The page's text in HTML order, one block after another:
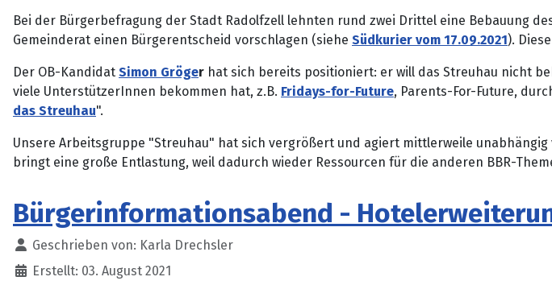
Bei der Bürgerbefragung der Stadt Radolfzell lehnten rund zwei Drittel eine Bebauung
Gemeinderat einen Bürgerentscheid vorschlagen (siehe Südkurier vom 17.09.2021).
Der OB-Kandidat Simon Gröger hat sich bereits positioniert: er will das Streuhau nicht
viele UnterstützerInnen bekommen hat, z.B. Fridays-for-Future, Parents-For-Future,
das Streuhau".
Unsere Arbeitsgruppe "Streuhau" hat sich vergrößert und agiert mittlerweile
bringt eine große Entlastung, weil dadurch wieder Ressourcen für die anderen BBR-
Bürgerinformationsabend -
Details
Geschrieben von: Karla Drechsler
Erstellt: 03. August 2021